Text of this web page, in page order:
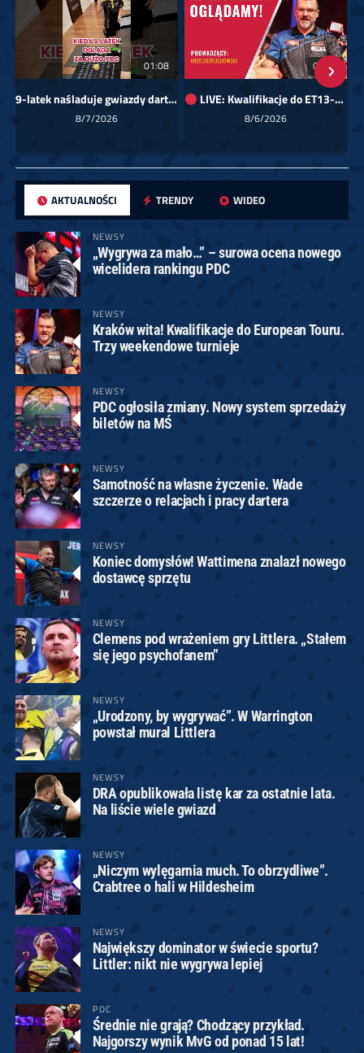
01:08
9-latek naśladuje gwiazdy darta!
8/7/2026
00:00
LIVE: Kwalifikacje do ET13-14 dla Europy Wschodniej
8/6/2026
AKTUALNOŚCI TRENDY WIDEO
NEWSY
„Wygrywa za mało…” – surowa ocena nowego
wicelidera rankingu PDC
NEWSY
Kraków wita! Kwalifikacje do European Touru.
Trzy weekendowe turnieje
NEWSY
PDC ogłosiła zmiany. Nowy system sprzedaży
biletów na MŚ
NEWSY
Samotność na własne życzenie. Wade
szczerze o relacjach i pracy dartera
NEWSY
Koniec domysłów! Wattimena znalazł nowego
dostawcę sprzętu
NEWSY
Clemens pod wrażeniem gry Littlera. „Stałem
się jego psychofanem”
NEWSY
„Urodzony, by wygrywać”. W Warrington
powstał mural Littlera
NEWSY
DRA opublikowała listę kar za ostatnie lata.
Na liście wiele gwiazd
NEWSY
„Niczym wylęgarnia much. To obrzydliwe”.
Crabtree o hali w Hildesheim
NEWSY
Największy dominator w świecie sportu?
Littler: nikt nie wygrywa lepiej
PDC
Średnie nie grają? Chodzący przykład.
Najgorszy wynik MvG od ponad 15 lat!